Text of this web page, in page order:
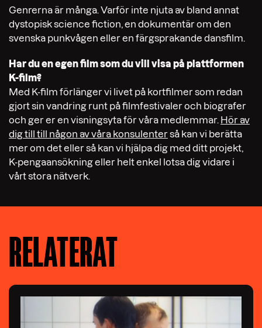
Genrerna är många. Varför inte njuta av bland annat
dystopisk science fiction, en dokumentär om den
svenska punkvågen eller en färgsprakande dansfilm.
Har du en egen film som du vill visa på plattformen
K-film?
Med K-film förlänger vi livet på kortfilmer som redan
gjort sin vandring runt på filmfestivaler och biografer
och ger er en visningsyta för våra medlemmar. Hör av
dig till till någon av våra konsulenterså kan vi berätta
mer om det eller så kan vi hjälpa dig med ditt projekt,
K-pengaansökning eller helt enkel lotsa dig vidare i
vårt stora nätverk.
RELATERAT